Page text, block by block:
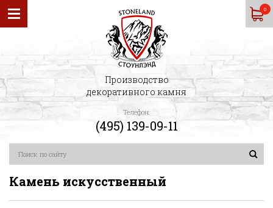
0
Производство
декоративного камня
Телефон:
(495) 139-09-11
Камень искусственный